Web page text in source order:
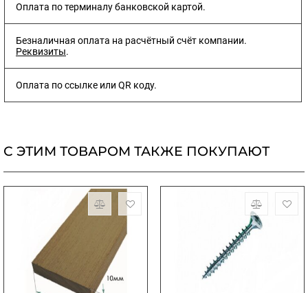
Оплата по терминалу банковской картой.
Безналичная оплата на расчётный счёт компании.
Реквизиты.
Оплата по ссылке или QR коду.
С ЭТИМ ТОВАРОМ ТАКЖЕ ПОКУПАЮТ